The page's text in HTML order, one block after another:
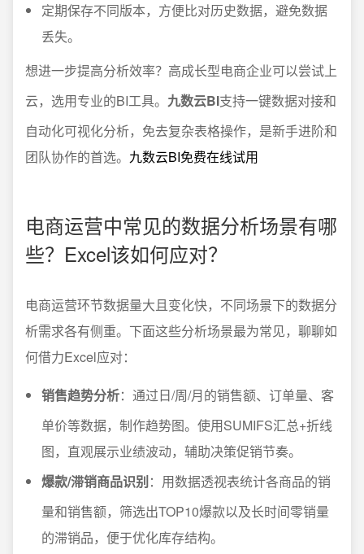
定期保存不同版本，方便比对历史数据，避免数据
丢失。
想进一步提高分析效率？高成长型电商企业可以尝试上
云，选用专业的BI工具。 九数云BI支持一键数据对接和
自动化可视化分析，免去复杂表格操作，是新手进阶和
团队协作的首选。 九数云BI免费在线试用
电商运营中常见的数据分析场景有哪
些？Excel该如何应对？
电商运营环节数据量大且变化快，不同场景下的数据分
析需求各有侧重。下面这些分析场景最为常见，聊聊如
何借力Excel应对：
销售趋势分析：通过日/周/月的销售额、订单量、客
单价等数据，制作趋势图。使用SUMIFS汇总+折线
图，直观展示业绩波动，辅助决策促销节奏。
爆款/滞销商品识别：用数据透视表统计各商品的销
量和销售额，筛选出TOP10爆款以及长时间零销量
的滞销品，便于优化库存结构。